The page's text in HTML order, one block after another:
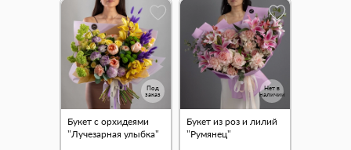
Под
заказ
Букет с орхидеями
"Лучезарная улыбка"
Нет в
наличии
Букет из роз и лилий
"Румянец"